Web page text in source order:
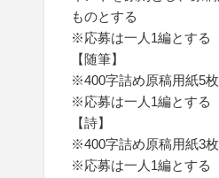
ものとする
※応募は一人1編とする
【随筆】
※400字詰め原稿用紙5
※応募は一人1編とする
【詩】
※400字詰め原稿用紙3
※応募は一人1編とする